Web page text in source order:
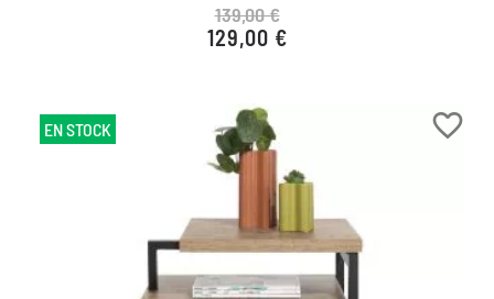
Prix de base
139,00 €
Prix
129,00 €
favorite_border
EN STOCK